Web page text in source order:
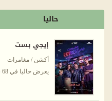
حاليا
إيجي بست
أكشن / مغامرات
يعرض حاليا في 68 سينمات